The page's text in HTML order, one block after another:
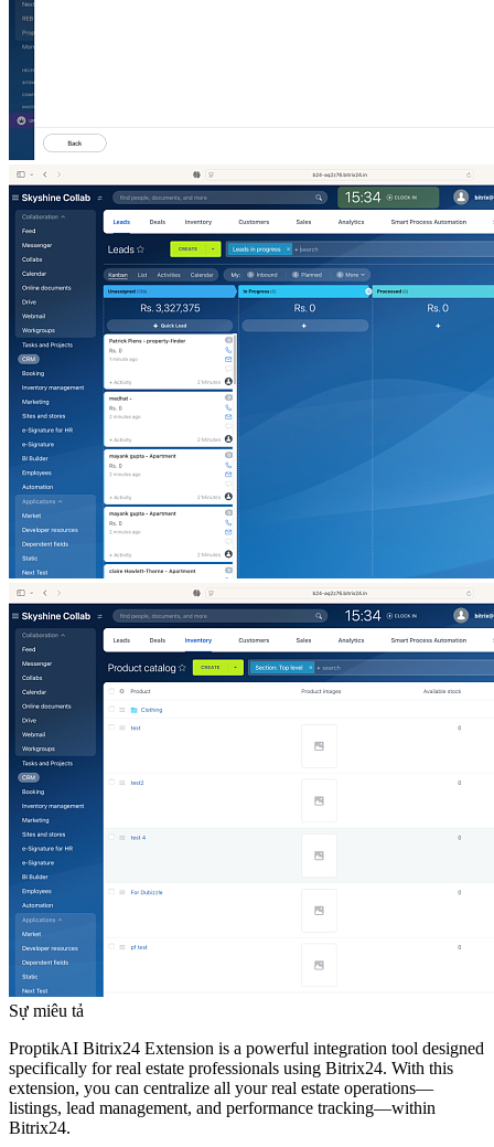
Sự miêu tả
ProptikAI Bitrix24 Extension is a powerful integration tool designed
specifically for real estate professionals using Bitrix24. With this
extension, you can centralize all your real estate operations—
listings, lead management, and performance tracking—within
Bitrix24.